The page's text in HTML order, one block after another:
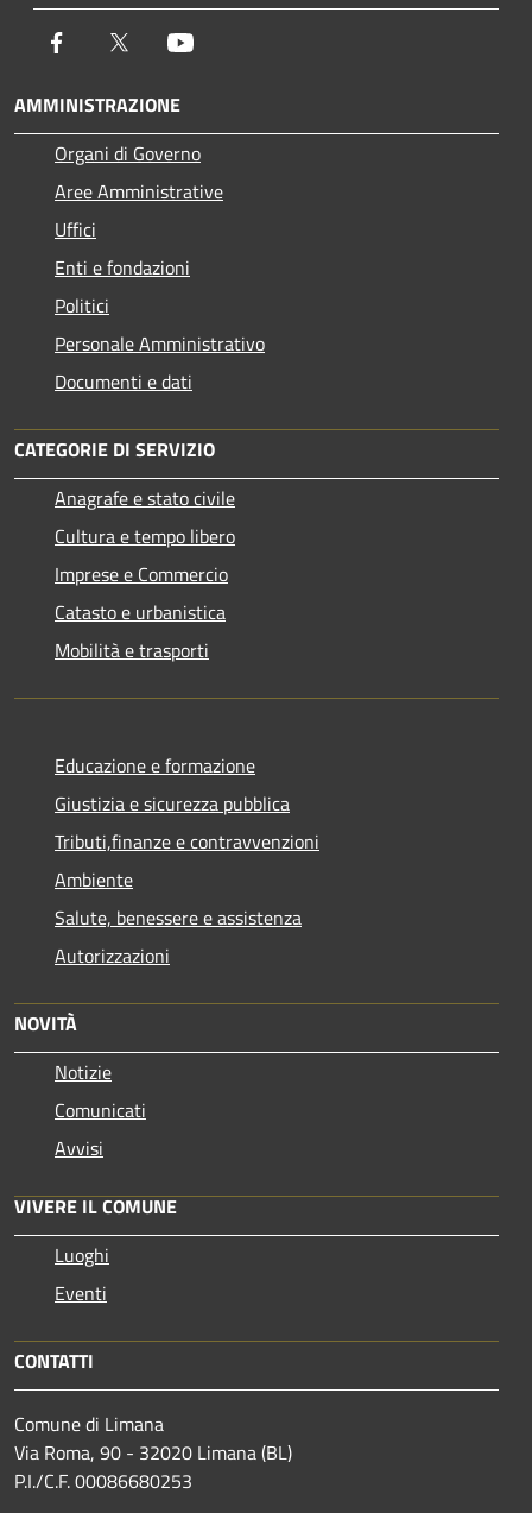
Facebook Twitter
AMMINISTRAZIONE
Organi di Governo
Aree Amministrative
Uffici
Enti e fondazioni
Politici
Personale Amministrativo
Documenti e dati
CATEGORIE DI SERVIZIO
Anagrafe e stato civile
Cultura e tempo libero
Imprese e Commercio
Catasto e urbanistica
Mobilità e trasporti
Educazione e formazione
Giustizia e sicurezza pubblica
Tributi,finanze e contravvenzioni
Ambiente
Salute, benessere e assistenza
Autorizzazioni
NOVITÀ
Notizie
Comunicati
Avvisi
VIVERE IL COMUNE
Luoghi
Eventi
CONTATTI
Comune di Limana
Via Roma, 90 - 32020 Limana (BL)
P.I./C.F. 00086680253